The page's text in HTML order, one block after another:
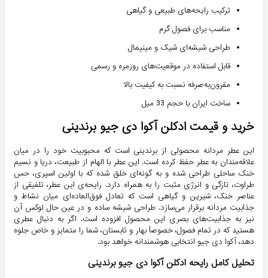
ترکیب رایحه‌های طبیعی و گیاهی
مناسب برای فصول گرم
طراحی شیشه‌ای شیک و مینیمال
قابل استفاده در موقعیت‌های روزمره و رسمی
مقرون‌به‌صرفه نسبت به کیفیت بالا
ساخت ایران با حجم 33 میل
خرید و قیمت ادکلن آکوا دی جیو برندینی
این عطر مردانه محصولی از برندینی است که محبوبیت خود را در میان
علاقه‌مندان به عطر حفظ کرده است. این عطر با الهام از طبیعت، دریا و نسیم
خنک ساحلی طراحی شده و به گونه‌ای خلق شده که با اولین اسپری، حس
طراوت، تازگی و انرژی مثبت را به همراه دارد. رایحه‌ی این عطر، تلفیقی از
عناصر خنک، شیرین و گیاهی است که تعادل فوق‌العاده‌ای میان نشاط و
جذابیت مردانه برقرار می‌سازد. طراحی شیشه ساده و در عین حال لوکس آن
نیز به جذابیت‌های بصری این محصول افزوده است. اگر به دنبال عطری
هستید که در تمام فصول، خصوصاً بهار و تابستان، شما را متمایز و خاص جلوه
دهد، آکوا دی جیو انتخابی هوشمندانه خواهد بود.
تحلیل کامل رایحه ادکلن آکوا دی جیو برندینی